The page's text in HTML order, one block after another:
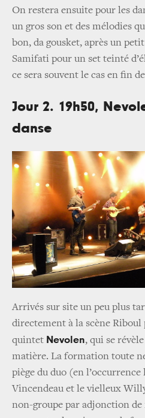
On restera ensuite pour les
un gros son et des mélodies
bon, da gousket, après un
Samifati pour un set teinté
ce sera souvent le cas en fin
Jour 2. 19h50,
danse
Arrivés sur site un peu plus
directement à la scène
quintet Nevolen, qui se
matière. La formation toute
piège du duo (en l’occurrence
Vincendeau et le vielleux
non-groupe par adjonction